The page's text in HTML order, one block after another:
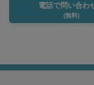
電話で問い合わ
(無料)